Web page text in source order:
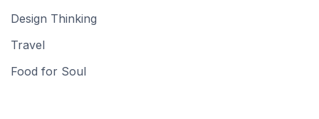
Design Thinking
Travel
Food for Soul